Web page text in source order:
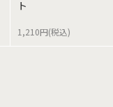
ト
1,210円(税込)